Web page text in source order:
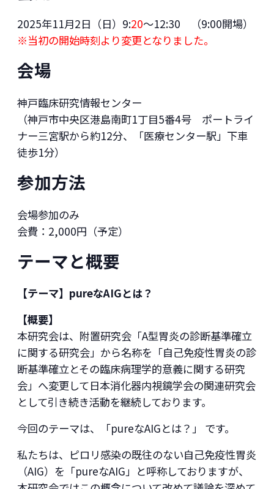
2025年11月2日（日）9:20～12:30 （9:00開場）
※当初の開始時刻より変更となりました。
会場
神戸臨床研究情報センター
（神戸市中央区港島南町1丁目5番4号 ポートライ
ナー三宮駅から約12分、「医療センター駅」下車
徒歩1分）
参加方法
会場参加のみ
会費：2,000円（予定）
テーマと概要
【テーマ】pureなAIGとは？
【概要】
本研究会は、附置研究会「A型胃炎の診断基準確立
に関する研究会」から名称を「自己免疫性胃炎の診
断基準確立とその臨床病理学的意義に関する研究
会」へ変更して日本消化器内視鏡学会の関連研究会
として引き続き活動を継続しております。
今回のテーマは、「pureなAIGとは？」 です。
私たちは、ピロリ感染の既往のない自己免疫性胃炎
（AIG）を「pureなAIG」と呼称しておりますが、